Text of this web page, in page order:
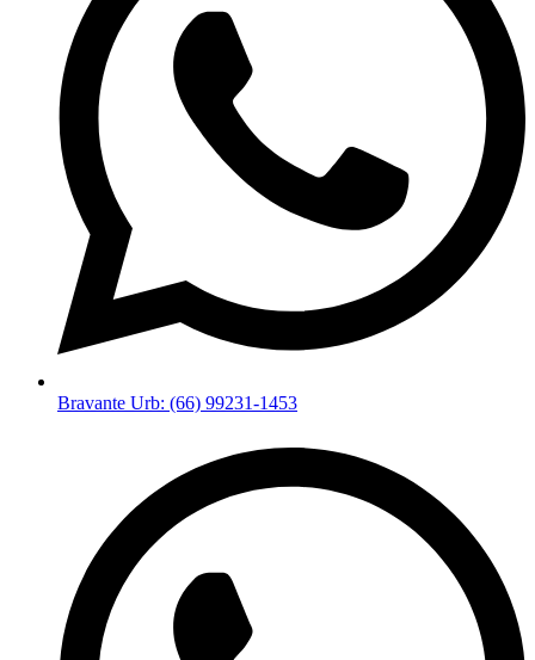
Bravante Urb: (66) 99231-1453